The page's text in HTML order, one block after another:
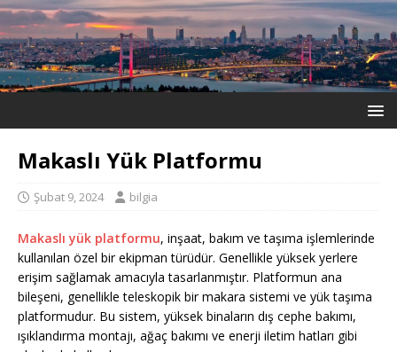
Makaslı Yük Platformu
Şubat 9, 2024 bilgia
Makaslı yük platformu, inşaat, bakım ve taşıma işlemlerinde
kullanılan özel bir ekipman türüdür. Genellikle yüksek yerlere
erişim sağlamak amacıyla tasarlanmıştır. Platformun ana
bileşeni, genellikle teleskopik bir makara sistemi ve yük taşıma
platformudur. Bu sistem, yüksek binaların dış cephe bakımı,
ışıklandırma montajı, ağaç bakımı ve enerji iletim hatları gibi